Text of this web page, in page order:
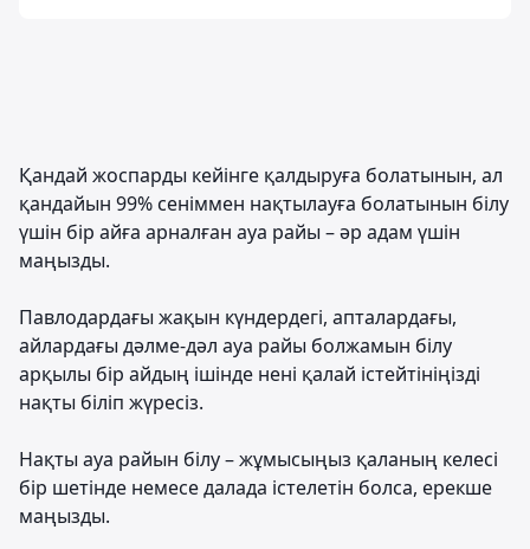
Қандай жоспарды кейінге қалдыруға болатынын, ал
қандайын 99% сеніммен нақтылауға болатынын білу
үшін бір айға арналған ауа райы – әр адам үшін
маңызды.
Павлодардағы жақын күндердегі, апталардағы,
айлардағы дәлме-дәл ауа райы болжамын білу
арқылы бір айдың ішінде нені қалай істейтініңізді
нақты біліп жүресіз.
Нақты ауа райын білу – жұмысыңыз қаланың келесі
бір шетінде немесе далада істелетін болса, ерекше
маңызды.